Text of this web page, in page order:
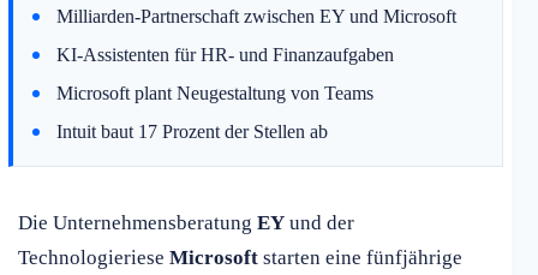
Milliarden-Partnerschaft zwischen EY und Microsoft
KI-Assistenten für HR- und Finanzaufgaben
Microsoft plant Neugestaltung von Teams
Intuit baut 17 Prozent der Stellen ab
Die Unternehmensberatung EY und der
Technologieriese Microsoft starten eine fünfjährige